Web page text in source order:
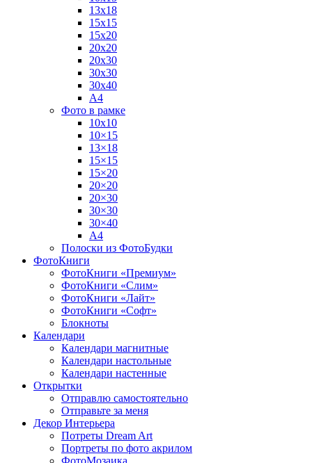
13х18
15х15
15х20
20х20
20х30
30х30
30х40
А4
Фото в рамке
10х10
10×15
13×18
15×15
15×20
20×20
20×30
30×30
30×40
A4
Полоски из ФотоБудки
ФотоКниги
ФотоКниги «Премиум»
ФотоКниги «Слим»
ФотоКниги «Лайт»
ФотоКниги «Софт»
Блокноты
Календари
Календари магнитные
Календари настольные
Календари настенные
Открытки
Отправлю самостоятельно
Отправьте за меня
Декор Интерьера
Потреты Dream Art
Портреты по фото акрилом
ФотоМозаика